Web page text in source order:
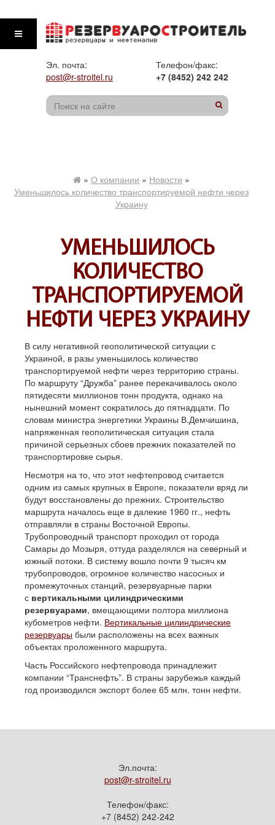
Эл. почта:
post@r-stroitel.ru
Телефон/факс:
+7 (8452) 242 242
» О компании » Новости »
Уменьшилось количество транспортируемой нефти через
Украину
УМЕНЬШИЛОСЬ
КОЛИЧЕСТВО
ТРАНСПОРТИРУЕМОЙ
НЕФТИ ЧЕРЕЗ УКРАИНУ
В силу негативной геополитической ситуации с
Украиной, в разы уменьшилось количество
транспортируемой нефти через территорию страны.
По маршруту “Дружба” ранее перекачивалось около
пятидесяти миллионов тонн продукта, однако на
нынешний момент сократилось до пятнадцати. По
словам министра энергетики Украины В.Демчишина,
напряженная геополитическая ситуация стала
причиной серьезных сбоев прежних показателей по
транспортировке сырья.
Несмотря на то, что этот нефтепровод считается
одним из самых крупных в Европе, показатели вряд ли
будут восстановлены до прежних. Строительство
маршрута началось еще в далекие 1960 гг., нефть
отправляли в страны Восточной Европы.
Трубопроводный транспорт проходил от города
Самары до Мозыря, оттуда разделялся на северный и
южный потоки. В систему вошло почти 9 тысяч км
трубопроводов, огромное количество насосных и
промежуточных станций, резервуарные парки
с вертикальными цилиндрическими
резервуарами, вмещающими полтора миллиона
кубометров нефти. Вертикальные цилиндрические
резервуары были расположены на всех важных
объектах проложенного маршрута.
Часть Российского нефтепровода принадлежит
компании “Транснефть”. В страны зарубежья каждый
год производился экспорт более 65 млн. тонн нефти.
Эл.почта:
post@r-stroitel.ru
Телефон/факс:
+7 (8452) 242-242